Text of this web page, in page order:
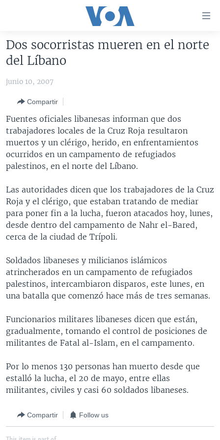
accesibilidad
Salte
contenido
principal
Salte
navegador
principal
Salte
búsqueda
AMÉRICA DEL NORTE
MÉXICO
HAITÍ
ELECCIONES EEUU
VOTO DIVIDIDO
VOA VERIFICA
VOA VERIFICA UCRANIA/RUSIA
VOA VERIFICA INMIGRACIÓN
VOA VERIFICA AMÉRICA LATINA
AMÉRICA LATINA
ARGENTINA
BOLIVIA
COLOMBIA
PERÚ
ECUADOR
VENEZUELA
CHINA EN AMÉRICA LATINA
CENTROAMÉRICA
COSTA RICA
GUATEMALA
HONDURAS
NICARAGUA
OTRAS SECCIONES
LIBERTAD DE PRENSA
MUNDO
ECONOMÍA
TECNOLOGÍA
DEPORTES
CIENCIA Y SALUD
LIBERTAD DE PRENSA
UCRANIA
MULTIMEDIA
FOTOGRAFÍA
AUDIOS
EL MUNDO AL DÍA
FORO INTERAMERICANO
VISIÓN 360
LAS CLAVES
PANORAMA
RADIO
AVANCE INFORMATIVO
AUDIONOTICIAS
BUENOS DÍAS AMÉRICA
ESTADOS UNIDOS AL DÍA
FORO [RADIO]
DEPORTIVO INTERNACIONAL
DIRECT
DOCUMENTALES DE LA VOA
Dos socorristas mueren en el norte
del Líbano
junio 10, 2007
Compartir
Fuentes oficiales libanesas informan que dos
trabajadores locales de la Cruz Roja resultaron
muertos y un clérigo, herido, en enfrentamientos
ocurridos en un campamento de refugiados
palestinos, en el norte del Líbano.
Las autoridades dicen que los trabajadores de la Cruz
Roja y el clérigo, que estaban tratando de mediar
para poner fin a la lucha, fueron atacados hoy, lunes,
desde dentro del campamento de Nahr el-Bared,
cerca de la ciudad de Trípoli.
Soldados libaneses y milicianos islámicos
atrincherados en un campamento de refugiados
palestinos, intercambiaron disparos, este lunes, en
una batalla que comenzó hace más de tres semanas.
Funcionarios militares libaneses dicen que están,
gradualmente, tomando el control de posiciones de
militantes de Fatal al-Islam, en el campamento.
Por lo menos 130 personas han muerto desde que
estalló la lucha, el 20 de mayo, entre ellas
militantes, civiles y casi 60 soldados libaneses.
Compartir Follow us